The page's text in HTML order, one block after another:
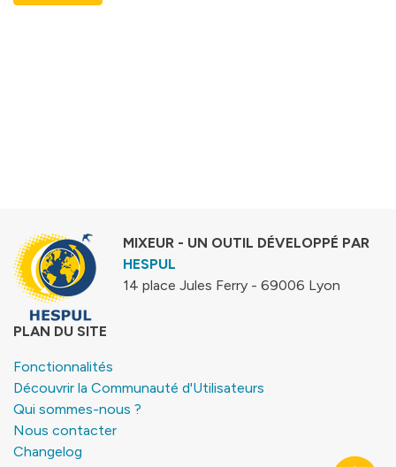
MIXEUR - UN OUTIL DÉVELOPPÉ PAR
HESPUL
14 place Jules Ferry - 69006 Lyon
PLAN DU SITE
Fonctionnalités
Découvrir la Communauté d'Utilisateurs
Qui sommes-nous ?
Nous contacter
Changelog